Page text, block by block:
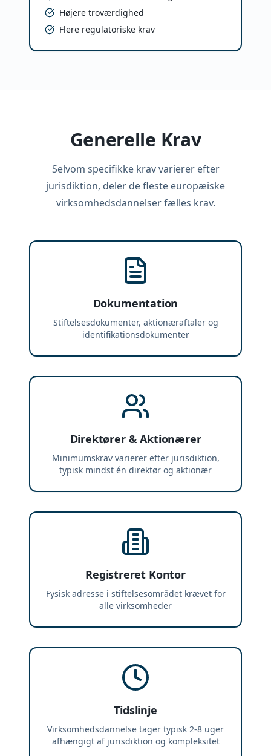
Højere troværdighed
Flere regulatoriske krav
Generelle Krav
Selvom specifikke krav varierer efter
jurisdiktion, deler de fleste europæiske
virksomhedsdannelser fælles krav.
Dokumentation
Stiftelsesdokumenter, aktionæraftaler og
identifikationsdokumenter
Direktører & Aktionærer
Minimumskrav varierer efter jurisdiktion,
typisk mindst én direktør og aktionær
Registreret Kontor
Fysisk adresse i stiftelsesområdet krævet for
alle virksomheder
Tidslinje
Virksomhedsdannelse tager typisk 2-8 uger
afhængigt af jurisdiktion og kompleksitet